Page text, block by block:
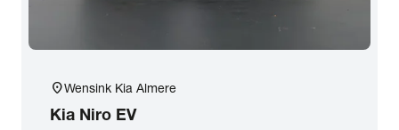
location_onWensink Kia Almere
Kia Niro EV